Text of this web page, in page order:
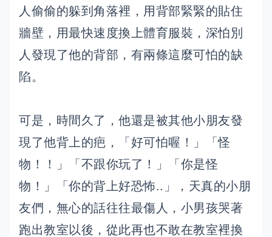
人偷偷的躲到角落裡，用背部緊緊的貼住
牆壁，用最快速度換上體育服裝，深怕別
人發現了他的背部，有兩條這麼可怕的缺
陷。
可是，時間久了，他還是被其他小朋友發
現了他背上的疤，「好可怕喔！」「怪
物！！」「不跟你玩了！」「你是怪
物！」「你的背上好恐怖..」，天真的小朋
友們，無心的話往往最傷人，小男孩哭著
跑出教室以後，從此再也不敢在教室裡換